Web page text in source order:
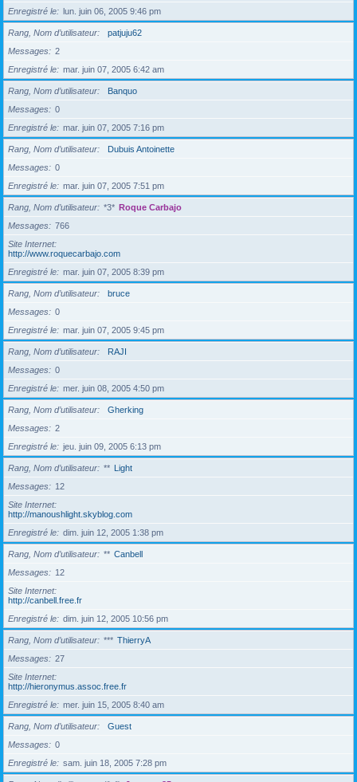
Enregistré le
lun. juin 06, 2005 9:46 pm
Rang, Nom d’utilisateur
patjuju62
Messages
2
Enregistré le
mar. juin 07, 2005 6:42 am
Rang, Nom d’utilisateur
Banquo
Messages
0
Enregistré le
mar. juin 07, 2005 7:16 pm
Rang, Nom d’utilisateur
Dubuis Antoinette
Messages
0
Enregistré le
mar. juin 07, 2005 7:51 pm
Rang, Nom d’utilisateur *3* Roque Carbajo
Messages
766
Site Internet
http://www.roquecarbajo.com
Enregistré le
mar. juin 07, 2005 8:39 pm
Rang, Nom d’utilisateur
bruce
Messages
0
Enregistré le
mar. juin 07, 2005 9:45 pm
Rang, Nom d’utilisateur
RAJI
Messages
0
Enregistré le
mer. juin 08, 2005 4:50 pm
Rang, Nom d’utilisateur
Gherking
Messages
2
Enregistré le
jeu. juin 09, 2005 6:13 pm
Rang, Nom d’utilisateur ** Light
Messages
12
Site Internet
http://manoushlight.skyblog.com
Enregistré le
dim. juin 12, 2005 1:38 pm
Rang, Nom d’utilisateur ** Canbell
Messages
12
Site Internet
http://canbell.free.fr
Enregistré le
dim. juin 12, 2005 10:56 pm
Rang, Nom d’utilisateur *** ThierryA
Messages
27
Site Internet
http://hieronymus.assoc.free.fr
Enregistré le
mer. juin 15, 2005 8:40 am
Rang, Nom d’utilisateur
Guest
Messages
0
Enregistré le
sam. juin 18, 2005 7:28 pm